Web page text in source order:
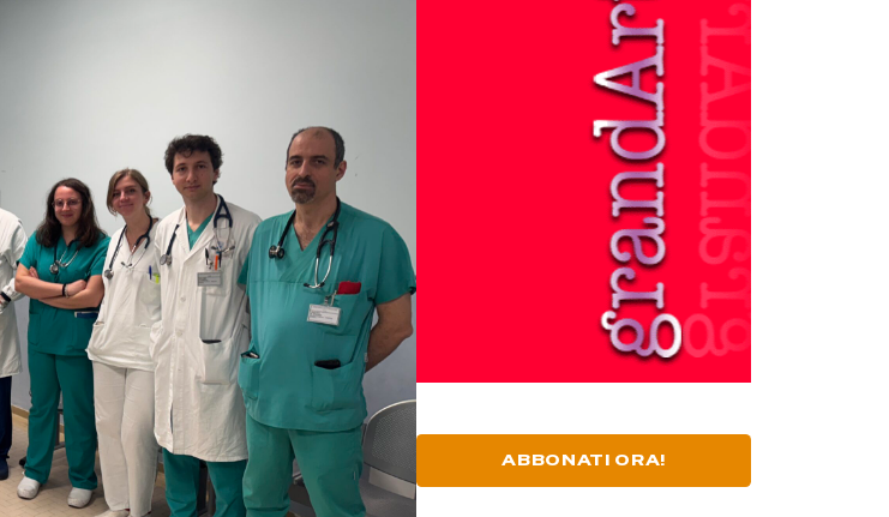
ABBONATI ORA!